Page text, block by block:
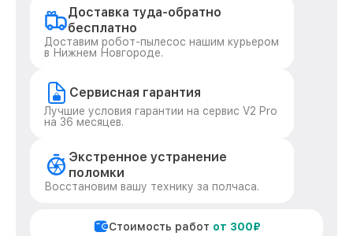
Доставка туда-обратно
бесплатно
Доставим робот-пылесос нашим курьером
в Нижнем Новгороде.
Сервисная гарантия
Лучшие условия гарантии на сервис V2 Pro
на 36 месяцев.
Экстренное устранение
поломки
Восстановим вашу технику за полчаса.
Стоимость работ от 300₽